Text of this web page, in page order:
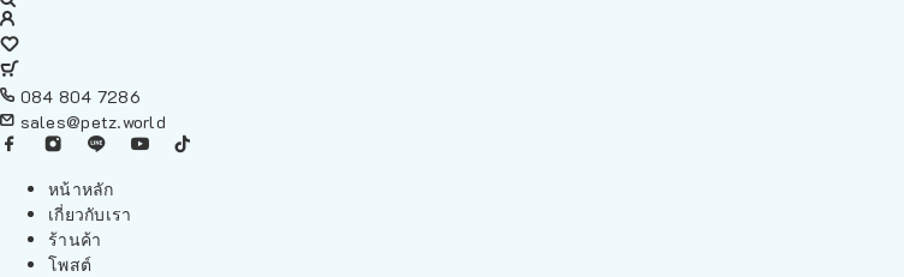
084 804 7286
sales@petz.world
หน้าหลัก
เกี่ยวกับเรา
ร้านค้า
โพสต์